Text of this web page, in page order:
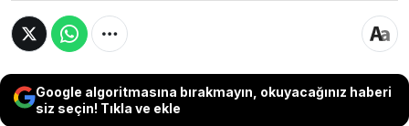
Google algoritmasına bırakmayın, okuyacağınız haberi
siz seçin! Tıkla ve ekle